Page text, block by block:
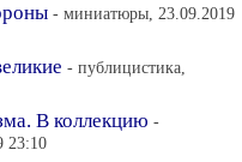
- миниатюры, 23.09.2019
- публицистика,
В коллекцию -
23:10